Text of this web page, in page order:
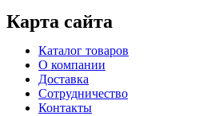
Карта сайта
Каталог товаров
О компании
Доставка
Сотрудничество
Контакты